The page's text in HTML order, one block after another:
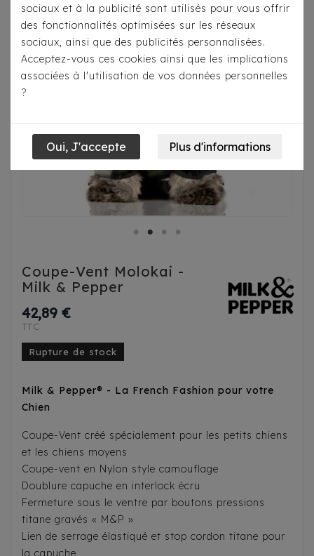
Coupe-Vent Molokai -
Milk & Pepper
42,89 €
TTC
Rupture de stock
Milk & Pepper® - La French Fashion pour votre
Chien
Coupe-Vent créé spécialement pour les petits chiens
et les chiens moyens
Coupe-vent en Nylon style camouflage
Doublure capuche en interlock écru
Fermeture sous le ventre par boutons pressions
titane gravés « M&P »
Lien de serrage élastiqué et stop cordon titane pour
la capuche
sociaux et à la publicité sont utilisés pour vous offrir
des fonctionnalités optimisées sur les réseaux
sociaux, ainsi que des publicités personnalisées.
Acceptez-vous ces cookies ainsi que les implications
associées à l'utilisation de vos données personnelles
?